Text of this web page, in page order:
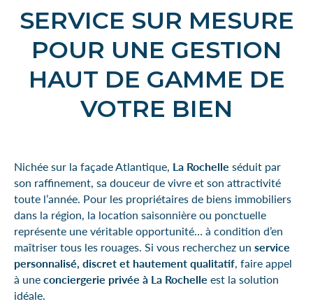
SERVICE SUR MESURE
POUR UNE GESTION
HAUT DE GAMME DE
VOTRE BIEN
Nichée sur la façade Atlantique, La Rochelle séduit par
son raffinement, sa douceur de vivre et son attractivité
toute l’année. Pour les propriétaires de biens immobiliers
dans la région, la location saisonnière ou ponctuelle
représente une véritable opportunité… à condition d’en
maîtriser tous les rouages. Si vous recherchez un service
personnalisé, discret et hautement qualitatif, faire appel
à uneconciergerie privée à La Rochelle est la solution
idéale.